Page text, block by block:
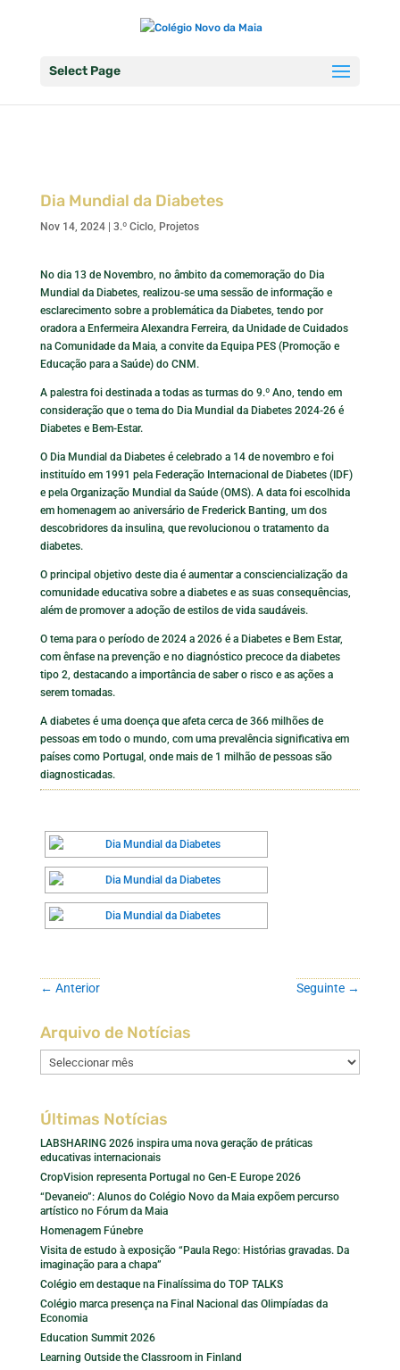
Select Page
Dia Mundial da Diabetes
Nov 14, 2024| 3.º Ciclo, Projetos
No dia 13 de Novembro, no âmbito da comemoração do Dia
Mundial da Diabetes, realizou-se uma sessão de informação e
esclarecimento sobre a problemática da Diabetes, tendo por
oradora a Enfermeira Alexandra Ferreira, da Unidade de Cuidados
na Comunidade da Maia, a convite da Equipa PES (Promoção e
Educação para a Saúde) do CNM.
A palestra foi destinada a todas as turmas do 9.º Ano, tendo em
consideração que o tema do Dia Mundial da Diabetes 2024-26 é
Diabetes e Bem-Estar.
O Dia Mundial da Diabetes é celebrado a 14 de novembro e foi
instituído em 1991 pela Federação Internacional de Diabetes (IDF)
e pela Organização Mundial da Saúde (OMS). A data foi escolhida
em homenagem ao aniversário de Frederick Banting, um dos
descobridores da insulina, que revolucionou o tratamento da
diabetes.
O principal objetivo deste dia é aumentar a consciencialização da
comunidade educativa sobre a diabetes e as suas consequências,
além de promover a adoção de estilos de vida saudáveis.
O tema para o período de 2024 a 2026 é a Diabetes e Bem Estar,
com ênfase na prevenção e no diagnóstico precoce da diabetes
tipo 2, destacando a importância de saber o risco e as ações a
serem tomadas.
A diabetes é uma doença que afeta cerca de 366 milhões de
pessoas em todo o mundo, com uma prevalência significativa em
países como Portugal, onde mais de 1 milhão de pessoas são
diagnosticadas.
← Anterior Seguinte →
Arquivo de Notícias
Arquivo
de
Últimas Notícias
LABSHARING 2026 inspira uma nova geração de práticas
educativas internacionais
CropVision representa Portugal no Gen-E Europe 2026
“Devaneio”: Alunos do Colégio Novo da Maia expõem percurso
artístico no Fórum da Maia
Homenagem Fúnebre
Visita de estudo à exposição “Paula Rego: Histórias gravadas. Da
imaginação para a chapa”
Colégio em destaque na Finalíssima do TOP TALKS
Colégio marca presença na Final Nacional das Olimpíadas da
Economia
Education Summit 2026
Learning Outside the Classroom in Finland